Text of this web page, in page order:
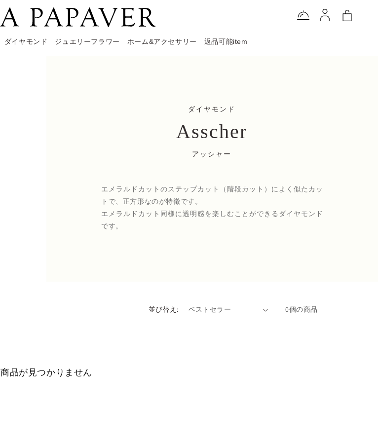
ダイヤモンド ジュエリーフラワー ホーム&アクセサリー 返品可能item
ダイヤモンド
Asscher
アッシャー
エメラルドカットのステップカット（階段カット）によく似たカッ
トで、正方形なのが特徴です。
エメラルドカット同様に透明感を楽しむことができるダイヤモンド
です。
並び替え: 0個の商品
商品が見つかりません